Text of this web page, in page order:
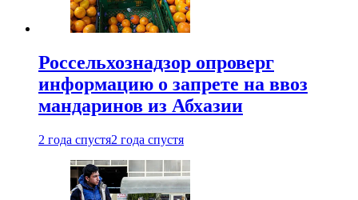
Россельхознадзор опроверг
информацию о запрете на ввоз
мандаринов из Абхазии
2 года спустя2 года спустя